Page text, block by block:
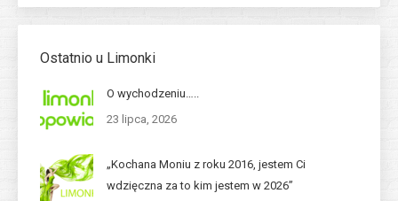
Ostatnio u Limonki
O wychodzeniu…..
23 lipca, 2026
„Kochana Moniu z roku 2016, jestem Ci
wdzięczna za to kim jestem w 2026”